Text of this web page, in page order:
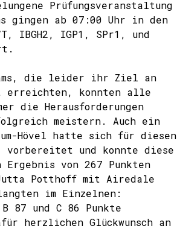
Prüfungsveranstaltung
gingen ab 07:00 Uhr in den
IBGH2, IGP1, SPr1, und
die leider ihr Ziel an
erreichten, konnten alle
die Herausforderungen
meistern. Auch ein
Hövel hatte sich für diesen
vorbereitet und konnte diese
von 267 Punkten
Potthoff mit Airedale
im Einzelnen:
87 und C 86 Punkte
herzlichen Glückwunsch an